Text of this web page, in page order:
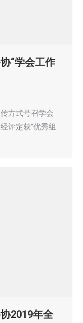
“学会工作
方式号召学会
评定获“优秀组
2019年全